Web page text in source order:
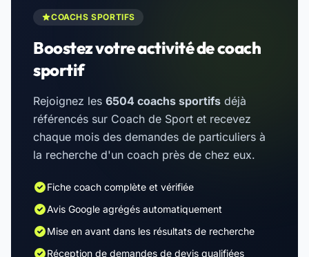
COACHS SPORTIFS
Boostez votre activité de coach
sportif
Rejoignez les 6504 coachs sportifs déjà
référencés sur Coach de Sport et recevez
chaque mois des demandes de particuliers à
la recherche d'un coach près de chez eux.
Fiche coach complète et vérifiée
Avis Google agrégés automatiquement
Mise en avant dans les résultats de recherche
Réception de demandes de devis qualifiées